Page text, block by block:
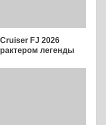
FJ 2026
легенды